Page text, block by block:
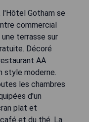
Gotham se
commercial
terrasse sur
Décoré
AA
moderne.
les chambres
d'un
plat et
et du thé. La